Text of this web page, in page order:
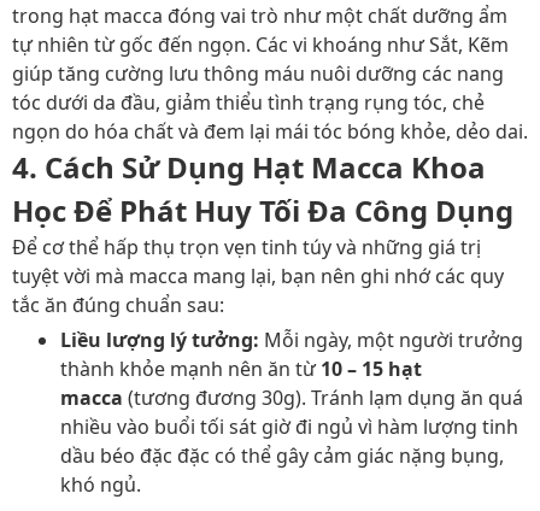
trong hạt macca đóng vai trò như một chất dưỡng ẩm
tự nhiên từ gốc đến ngọn. Các vi khoáng như Sắt, Kẽm
giúp tăng cường lưu thông máu nuôi dưỡng các nang
tóc dưới da đầu, giảm thiểu tình trạng rụng tóc, chẻ
ngọn do hóa chất và đem lại mái tóc bóng khỏe, dẻo dai.
4. Cách Sử Dụng Hạt Macca Khoa
Học Để Phát Huy Tối Đa Công Dụng
Để cơ thể hấp thụ trọn vẹn tinh túy và những giá trị
tuyệt vời mà macca mang lại, bạn nên ghi nhớ các quy
tắc ăn đúng chuẩn sau:
Liều lượng lý tưởng: Mỗi ngày, một người trưởng
thành khỏe mạnh nên ăn từ10 – 15 hạt
macca (tương đương 30g). Tránh lạm dụng ăn quá
nhiều vào buổi tối sát giờ đi ngủ vì hàm lượng tinh
dầu béo đặc đặc có thể gây cảm giác nặng bụng,
khó ngủ.